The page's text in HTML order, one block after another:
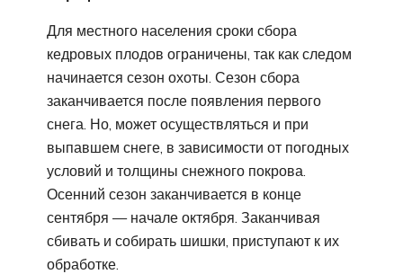
Для местного населения сроки сбора
кедровых плодов ограничены, так как следом
начинается сезон охоты. Сезон сбора
заканчивается после появления первого
снега. Но, может осуществляться и при
выпавшем снеге, в зависимости от погодных
условий и толщины снежного покрова.
Осенний сезон заканчивается в конце
сентября — начале октября. Заканчивая
сбивать и собирать шишки, приступают к их
обработке.